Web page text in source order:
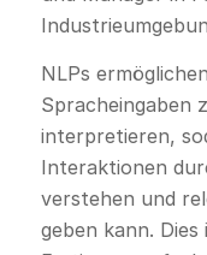
NLPs
Spracheingaben
interpretieren,
Interaktionen
verstehen und
geben kann.